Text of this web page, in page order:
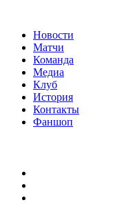
Новости
Матчи
Команда
Медиа
Клуб
История
Контакты
Фаншоп